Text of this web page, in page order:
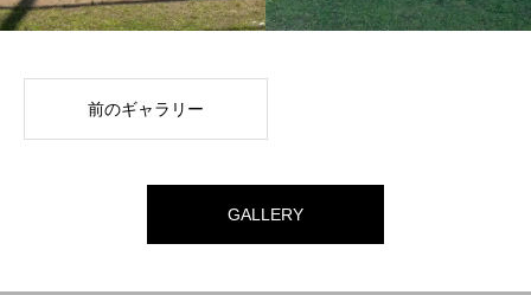
前のギャラリー
GALLERY